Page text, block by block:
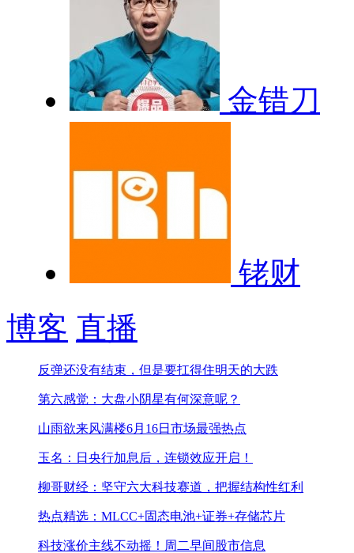
金错刀
铑财
博客 直播
反弹还没有结束，但是要扛得住明天的大跌
第六感觉：大盘小阴星有何深意呢？
山雨欲来风满楼6月16日市场最强热点
玉名：日央行加息后，连锁效应开启！
柳哥财经：坚守六大科技赛道，把握结构性红利
热点精选：MLCC+固态电池+证券+存储芯片
科技涨价主线不动摇！ 周二早间股市信息